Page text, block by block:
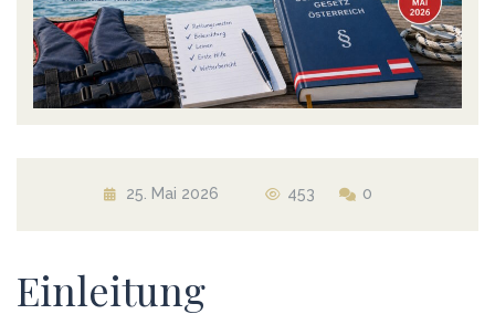
25. Mai 2026 453 0
Einleitung